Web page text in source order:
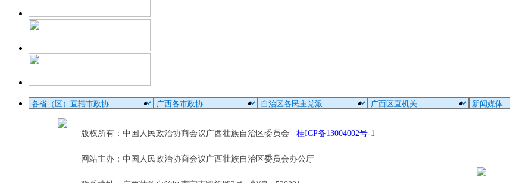
版权所有：中国人民政治协商会议广西壮族自治区委员会 桂ICP备13004002号-1
网站主办：中国人民政治协商会议广西壮族自治区委员会办公厅